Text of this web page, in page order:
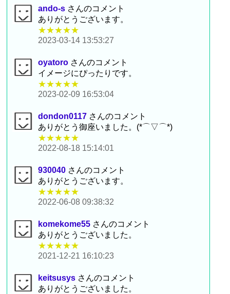
ando-s さんのコメント
ありがとうございます。
★★★★★
2023-03-14 13:53:27
oyatoro さんのコメント
イメージにぴったりです。
★★★★★
2023-02-09 16:53:04
dondon0117 さんのコメント
ありがとう御座いました。(*⌒▽⌒*)
★★★★★
2022-08-18 15:14:01
930040 さんのコメント
ありがとうございます。
★★★★★
2022-06-08 09:38:32
komekome55 さんのコメント
ありがとうございました。
★★★★★
2021-12-21 16:10:23
keitsusys さんのコメント
ありがとうございました。